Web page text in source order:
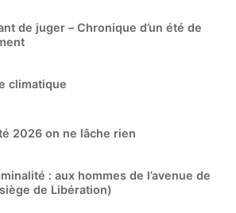
de juger – Chronique d’un été de
climatique
2026 on ne lâche rien
: aux hommes de l’avenue de
de Libération)